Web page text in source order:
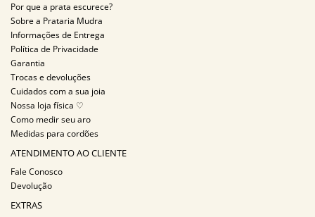
Por que a prata escurece?
Sobre a Prataria Mudra
Informações de Entrega
Política de Privacidade
Garantia
Trocas e devoluções
Cuidados com a sua joia
Nossa loja física ♡
Como medir seu aro
Medidas para cordões
ATENDIMENTO AO CLIENTE
Fale Conosco
Devolução
EXTRAS